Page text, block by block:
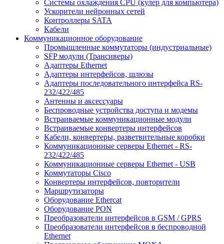
Системы охлаждения CPU (кулер для компьютера)
Ускорители нейронных сетей
Контроллеры SATA
Кабели
Коммуникационное оборудование
Промышленные коммутаторы (индустриальные)
SFP модули (Трансиверы)
Адаптеры Ethernet
Адаптеры интерфейсов, шлюзы
Адаптеры последовательного интерфейса RS-
232/422/485
Антенны и аксессуары
Беспроводные устройства доступа и модемы
Встраиваемые коммуникационные модули
Встраиваемые конвертеры интерфейсов
Кабели, конвертеры, разветвительные коробки
Коммуникационные серверы Ethernet - RS-
232/422/485
Коммуникационные серверы Ethernet - USB
Коммутаторы Cisco
Конвертеры интерфейсов, повторители
Маршрутизаторы
Оборудование Ethercat
Оборудование PON
Преобразователи интерфейсов в GSM / GPRS
Преобразователи интерфейсов в беспроводной
Ethernet